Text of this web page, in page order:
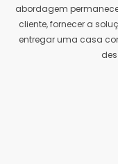
abordagem
cliente, fornecer a
entregar uma casa